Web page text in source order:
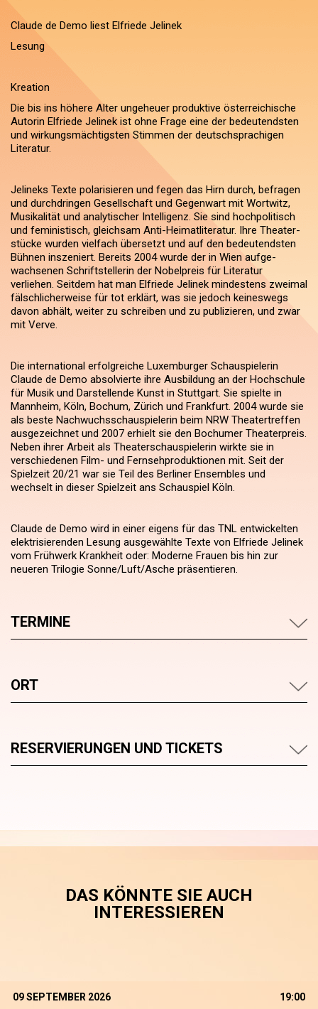
Claude de Demo liest Elfriede Jelinek
Lesung
Kreation
Die bis ins höhere Alter ungeheuer produktive österreichische
Autorin Elfriede Jelinek ist ohne Frage eine der bedeutendsten
und wirkungsmächtigsten Stimmen der deutschsprachigen
Literatur.
Jelineks Texte polarisieren und fegen das Hirn durch, befragen
und durchdringen Gesellschaft und Gegenwart mit Wortwitz,
Musikalität und analytischer Intelligenz. Sie sind hochpolitisch
und feministisch, gleichsam Anti-Heimatliteratur. Ihre Theater-
stücke wurden vielfach übersetzt und auf den bedeutendsten
Bühnen inszeniert. Bereits 2004 wurde der in Wien aufge-
wachsenen Schriftstellerin der Nobelpreis für Literatur
verliehen. Seitdem hat man Elfriede Jelinek mindestens zweimal
fälschlicherweise für tot erklärt, was sie jedoch keineswegs
davon abhält, weiter zu schreiben und zu publizieren, und zwar
mit Verve.
Die international erfolgreiche Luxemburger Schauspielerin
Claude de Demo absolvierte ihre Ausbildung an der Hochschule
für Musik und Darstellende Kunst in Stuttgart. Sie spielte in
Mannheim, Köln, Bochum, Zürich und Frankfurt. 2004 wurde sie
als beste Nachwuchsschauspielerin beim NRW Theatertreffen
ausgezeichnet und 2007 erhielt sie den Bochumer Theaterpreis.
Neben ihrer Arbeit als Theaterschauspielerin wirkte sie in
verschiedenen Film- und Fernsehproduktionen mit. Seit der
Spielzeit 20/21 war sie Teil des Berliner Ensembles und
wechselt in dieser Spielzeit ans Schauspiel Köln.
Claude de Demo wird in einer eigens für das TNL entwickelten
elektrisierenden Lesung ausgewählte Texte von Elfriede Jelinek
vom Frühwerk Krankheit oder: Moderne Frauen bis hin zur
neueren Trilogie Sonne/Luft/Asche präsentieren.
TERMINE
ORT
RESERVIERUNGEN UND TICKETS
DAS KÖNNTE SIE AUCH
INTERESSIEREN
09 SEPTEMBER 2026 19:00